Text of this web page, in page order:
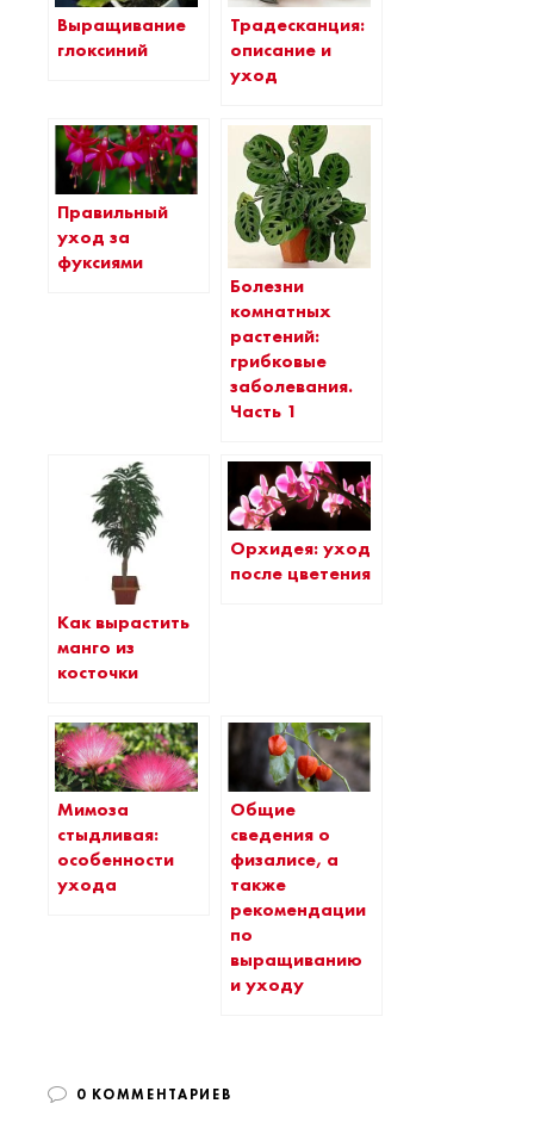
Выращивание
глоксиний
Традесканция:
описание и
уход
Правильный
уход за
фуксиями
Болезни
комнатных
растений:
грибковые
заболевания.
Часть 1
Как вырастить
манго из
косточки
Орхидея: уход
после цветения
Мимоза
стыдливая:
особенности
ухода
Общие
сведения о
физалисе, а
также
рекомендации
по
выращиванию
и уходу
0 КОММЕНТАРИЕВ